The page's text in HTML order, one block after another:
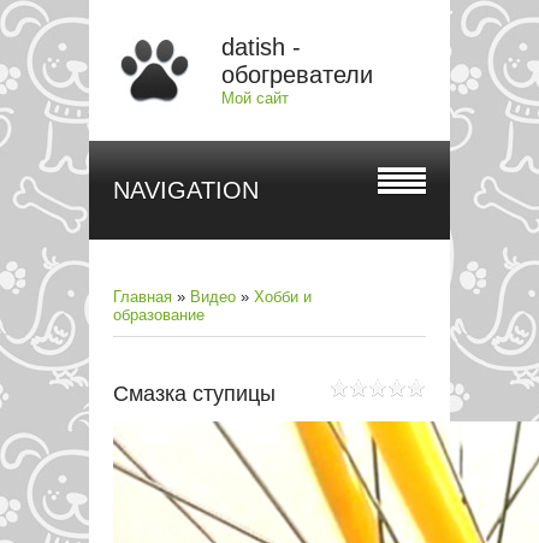
datish -
обогреватели
Мой сайт
NAVIGATION
Главная » Видео » Хобби и
образование
Смазка ступицы